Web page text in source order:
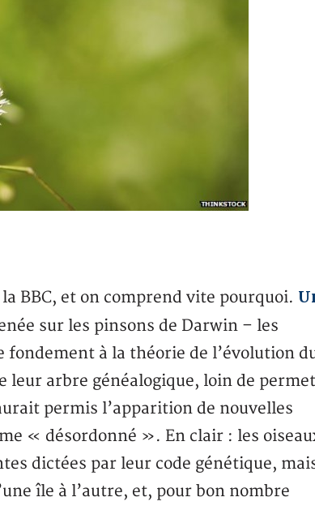
BBC, et on comprend vite pourquoi.
sur les pinsons de Darwin – les
fondement à la théorie de l’évolution
arbre généalogique, loin de
permis l’apparition de nouvelles
« désordonné ». En clair : les
dictées par leur code génétique,
île à l’autre, et, pour bon nombre